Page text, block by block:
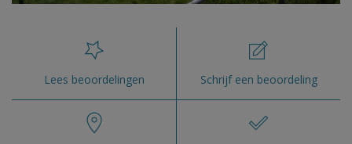
Lees beoordelingen Schrijf een beoordeling